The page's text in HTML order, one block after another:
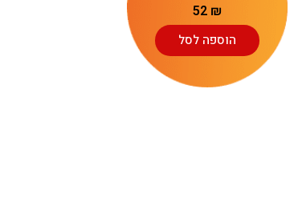
52 ₪
הוספה לסל